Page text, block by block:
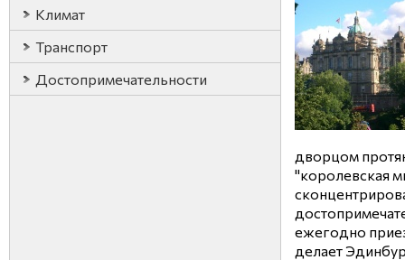
Климат
Транспорт
Достопримечательности
дворцом
"королевская
ежегодно
делает